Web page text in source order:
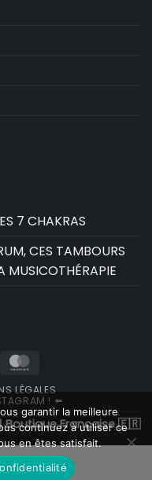
7 CHAKRAS
CES TAMBOURS
MUSICOTHÉRAPIE
LÉGALES
! ⬅️
| Boutique Française 🇫🇷
garantir la meilleure
continuez à utiliser ce
en êtes satisfait.